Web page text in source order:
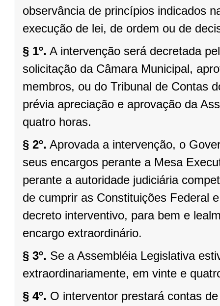
observância de princípios indicados
execução de lei, de ordem ou de
§ 1º. A intervenção será decretada
solicitação da Câmara Municipal,
membros, ou do Tribunal de Contas
prévia apreciação e aprovação da
quatro horas.
§ 2º. Aprovada a intervenção, o
seus encargos perante a Mesa
perante a autoridade judiciária
de cumprir as Constituições Federal
decreto interventivo, para bem e
encargo extraordinário.
§ 3º. Se a Assembléia Legislativa
extraordinariamente, em vinte e
§ 4º. O interventor prestará contas